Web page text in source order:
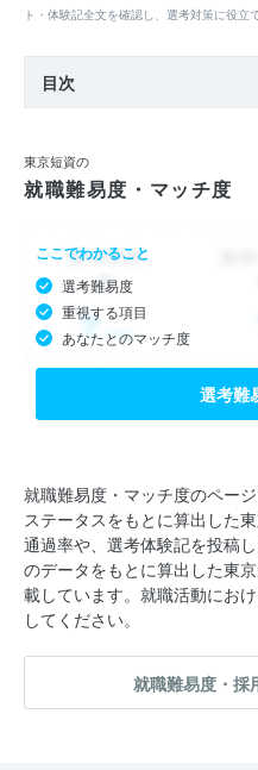
ト・体験記全文を確認し、選考対策に役立
目次
東京短資の
就職難易度・マッチ度
ここでわかること
選考難易度
重視する項目
あなたとのマッチ度
選考難
就職難易度・マッチ度のペー
ステータスをもとに算出した
通過率や、選考体験記を投稿
のデータをもとに算出した東
載しています。就職活動にお
してください。
就職難易度・採